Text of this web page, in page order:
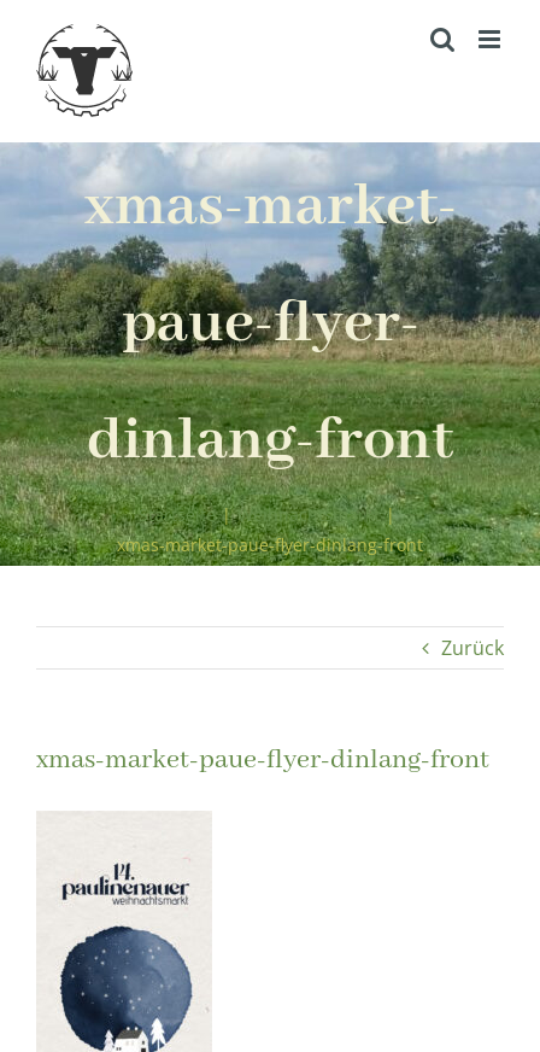
Inhalt
springen
xmas-market-
paue-flyer-
dinlang-front
Startseite | Weihnachtsmarkt |
xmas-market-paue-flyer-dinlang-front
Zurück
xmas-market-paue-flyer-dinlang-front